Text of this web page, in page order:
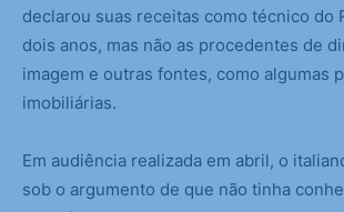
declarou suas receitas como técnico do
dois anos, mas não as procedentes de
imagem e outras fontes, como algumas
imobiliárias.
Em audiência realizada em abril, o
sob o argumento de que não tinha